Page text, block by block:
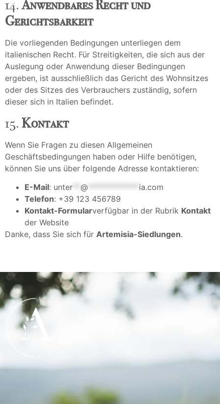
14.Anwendbares Recht und
Gerichtsbarkeit
Die vorliegenden Bedingungen unterliegen dem
italienischen Recht. Für Streitigkeiten, die sich aus der
Auslegung oder Anwendung dieser Bedingungen
ergeben, ist ausschließlich das Gericht des Wohnsitzes
oder des Sitzes des Verbrauchers zuständig, sofern
dieser sich in Italien befindet.
15. Kontakt
Wenn Sie Fragen zu diesen Allgemeinen
Geschäftsbedingungen haben oder Hilfe benötigen,
können Sie uns über folgende Adresse kontaktieren:
E-Mail: unter @
ia.com
Telefon: +39 123 456789
Kontakt-Formularverfügbar in der Rubrik Kontakt
der Website
Danke, dass Sie sich für Artemisia-Siedlungen.